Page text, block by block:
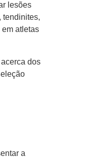
lesões
tendinites,
atletas
dos
a